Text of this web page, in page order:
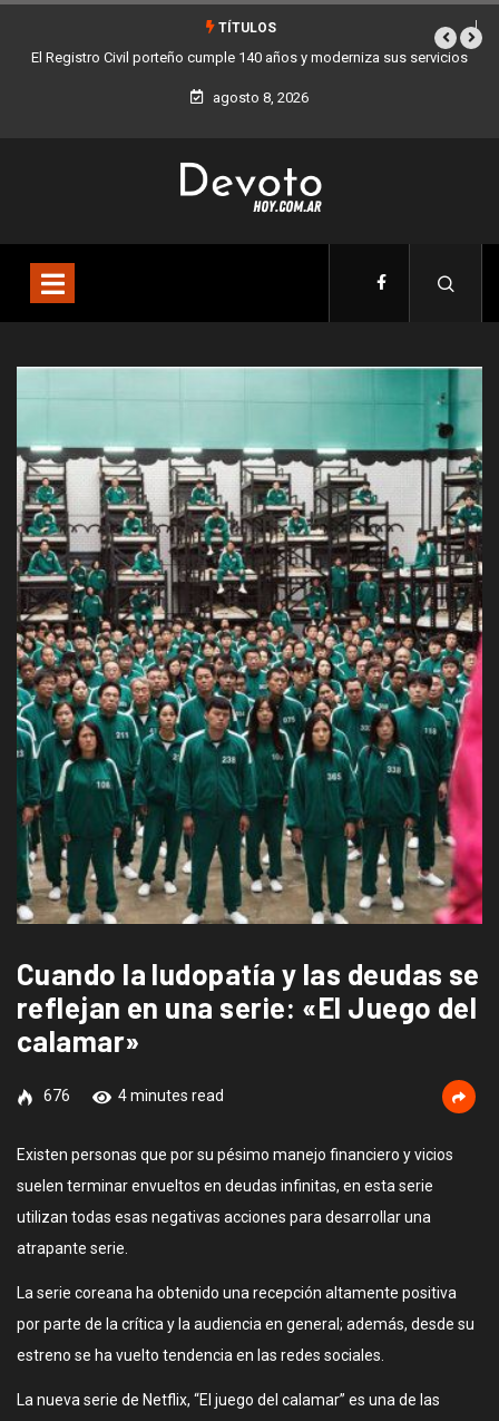
TÍTULOS
Buenos Aires sumó 12 nuevos Bares Notables y ya son 90 en toda
la Ciudad
agosto 8, 2026
Cuando la ludopatía y las deudas se
reflejan en una serie: «El Juego del
calamar»
676 4 minutes read
Existen personas que por su pésimo manejo financiero y vicios
suelen terminar envueltos en deudas infinitas, en esta serie
utilizan todas esas negativas acciones para desarrollar una
atrapante serie.
La serie coreana ha obtenido una recepción altamente positiva
por parte de la crítica y la audiencia en general; además, desde su
estreno se ha vuelto tendencia en las redes sociales.
La nueva serie de Netflix, “El juego del calamar” es una de las